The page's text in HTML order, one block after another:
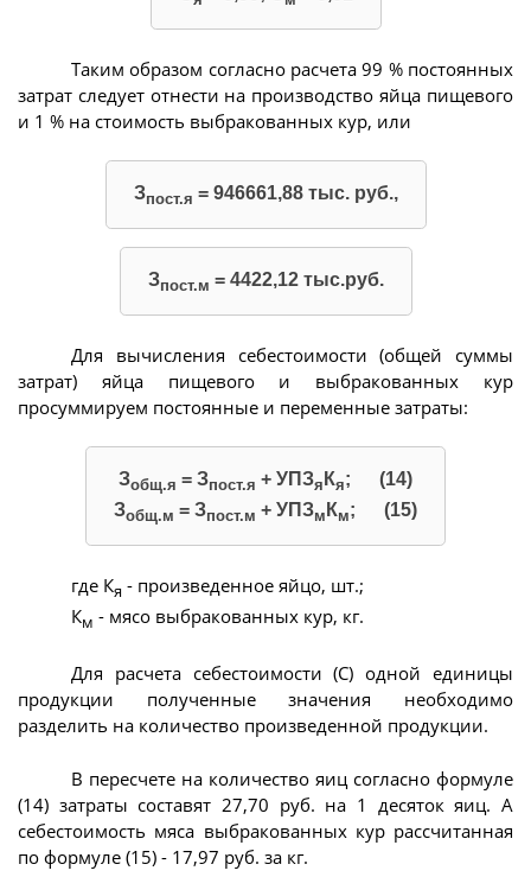
Таким образом согласно расчета 99 % постоянных
затрат следует отнести на производство яйца пищевого
и 1 % на стоимость выбракованных кур, или
Зпост.я = 946661,88 тыс. руб.,
Зпост.м = 4422,12 тыс.руб.
Для вычисления себестоимости (общей суммы
затрат) яйца пищевого и выбракованных кур
просуммируем постоянные и переменные затраты:
Зобщ.я = Зпост.я + УПЗя Кя; (14)
Зобщ.м = Зпост.м + УПЗм Км; (15)
где Кя - произведенное яйцо, шт.;
Км - мясо выбракованных кур, кг.
Для расчета себестоимости (С) одной единицы
продукции полученные значения необходимо
разделить на количество произведенной продукции.
В пересчете на количество яиц согласно формуле
(14) затраты составят 27,70 руб. на 1 десяток яиц. А
себестоимость мяса выбракованных кур рассчитанная
по формуле (15) - 17,97 руб. за кг.